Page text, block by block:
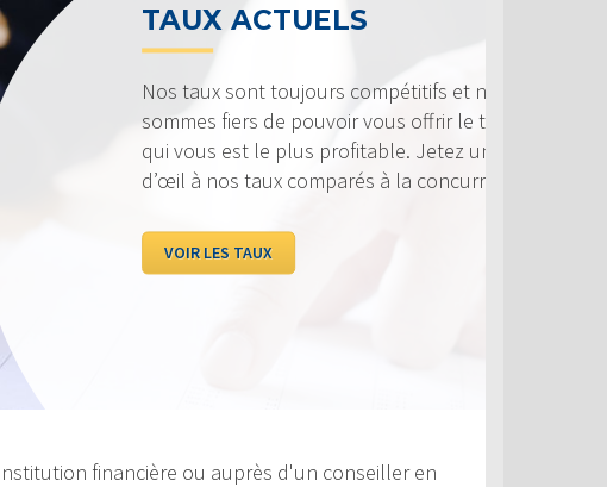
ACTUELS
sont toujours compétitifs et nous
fiers de pouvoir vous offrir le taux
le plus profitable. Jetez un coup
taux comparés à la concurrence.
TAUX
financière ou auprès d'un conseiller en